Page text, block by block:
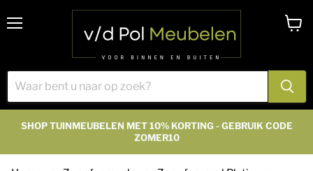
SHOP TUINMEUBELEN MET 10% KORTING - GEBRUIK CODE
ZOMER10